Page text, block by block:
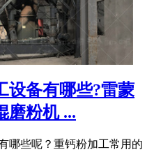
设备有哪些?雷蒙
磨粉机 ...
哪些呢？重钙粉加工常用的